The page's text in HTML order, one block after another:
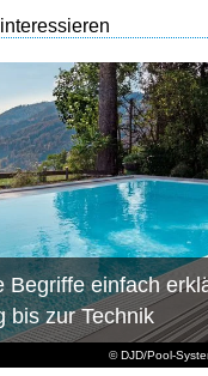
© DJD/Pool-
Begriffe einfach
bis zur Technik